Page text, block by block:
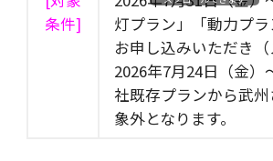
条件]
灯プラン」「動力プ
お申し込みいただき
2026年7月24日（金
社既存プランから武
象外となります。